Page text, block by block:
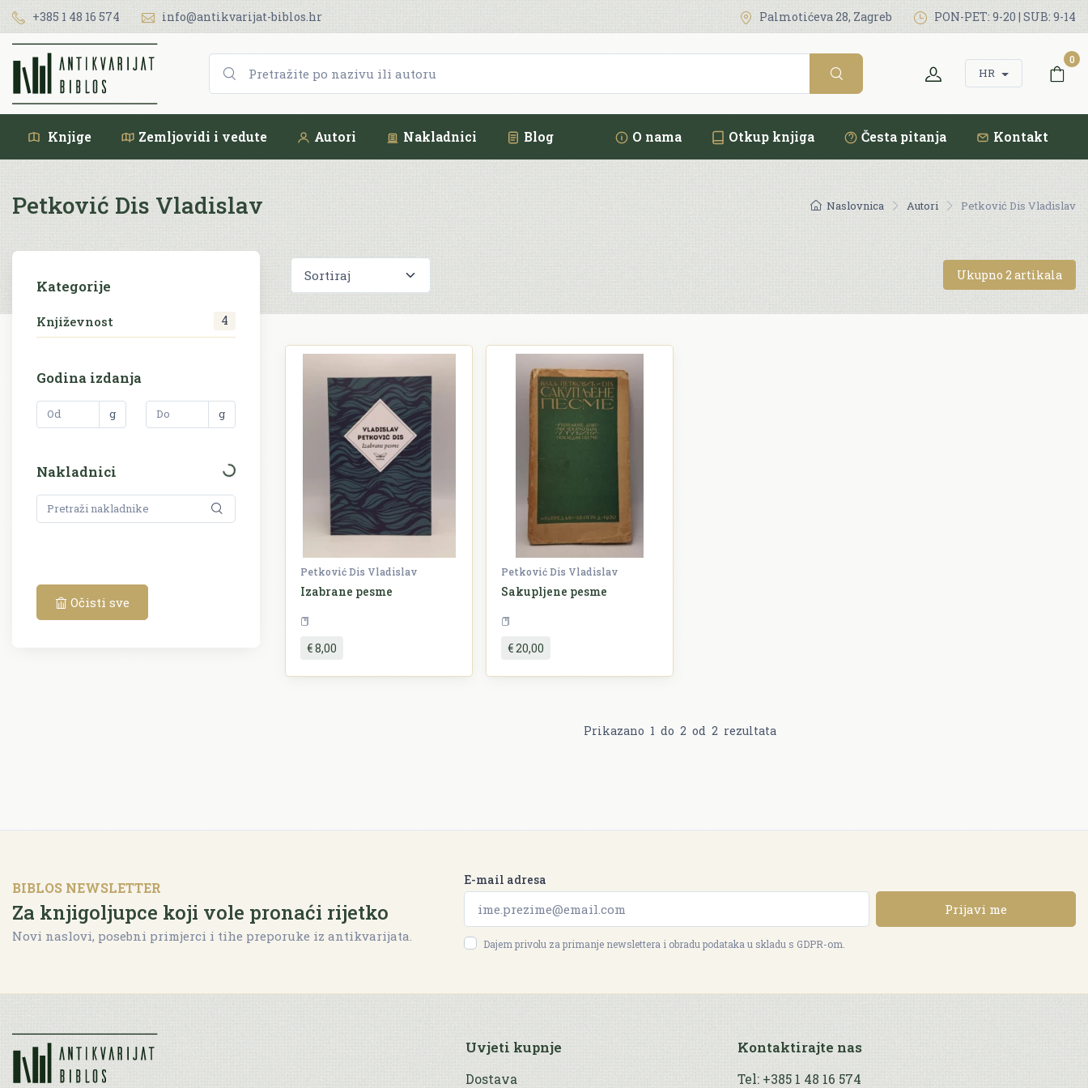
+385 1 48 16 574 info@antikvarijat-biblos.hr Palmotićeva 28, Zagreb PON-PET: 9-20 | SUB: 9-14
HR
0
Knjige Zemljovidi i vedute Autori Nakladnici Blog O nama Otkup knjiga Česta pitanja Kontakt
Naslovnica Autori Petković Dis Vladislav
Petković Dis Vladislav
Kategorije
Književnost 4
Godina izdanja
g g
Nakladnici
Očisti sve
Ukupno 2 artikala
Petković Dis Vladislav
Izabrane pesme
€ 8,00
Petković Dis Vladislav
Sakupljene pesme
€ 20,00
Prikazano 1 do 2 od 2 rezultata
BIBLOS NEWSLETTER
Za knjigoljupce koji vole pronaći rijetko
Novi naslovi, posebni primjerci i tihe preporuke iz antikvarijata.
E-mail adresa
Prijavi me
Dajem privolu za primanje newslettera i obradu podataka u skladu s GDPR-om.
Uvjeti kupnje
Dostava
Kontaktirajte nas
Tel: +385 1 48 16 574